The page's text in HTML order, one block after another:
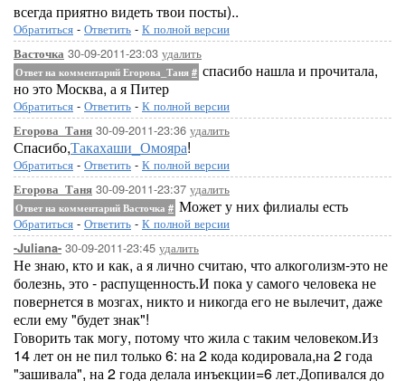
всегда приятно видеть твои посты)..
Обратиться - Ответить - К полной версии
Васточка 30-09-2011-23:03 удалить
Ответ на комментарий Егорова_Таня # спасибо нашла и прочитала,
но это Москва, а я Питер
Обратиться - Ответить - К полной версии
Егорова_Таня 30-09-2011-23:36 удалить
Спасибо,Такахаши_Омояра!
Обратиться - Ответить - К полной версии
Егорова_Таня 30-09-2011-23:37 удалить
Ответ на комментарий Васточка # Может у них филиалы есть
Обратиться - Ответить - К полной версии
-Juliana- 30-09-2011-23:45 удалить
Не знаю, кто и как, а я лично считаю, что алкоголизм-это не
болезнь, это - распущенность.И пока у самого человека не
повернется в мозгах, никто и никогда его не вылечит, даже
если ему "будет знак"!
Говорить так могу, потому что жила с таким человеком.Из
14 лет он не пил только 6: на 2 кода кодировала,на 2 года
"зашивала", на 2 года делала инъекции=6 лет.Допивался до